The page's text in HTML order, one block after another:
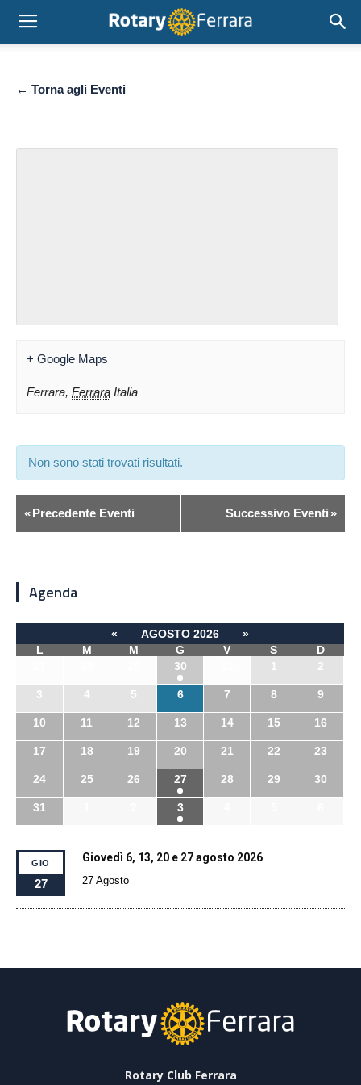
← Torna agli Eventi
+ Google Maps
Ferrara, Ferrara Italia
Non sono stati trovati risultati.
«Precedente Eventi Successivo Eventi »
Agenda
« AGOSTO 2026
»
L
M M G V S
D
30 1 2
3 4 5 6 7 8 9
10 11 12 13 14 15 16
17 18 19 20 21 22 23
24 25 26 27 28 29 30
31 3
GIO
27
Giovedì 6, 13, 20 e 27 agosto 2026
27 Agosto
Rotary Club Ferrara